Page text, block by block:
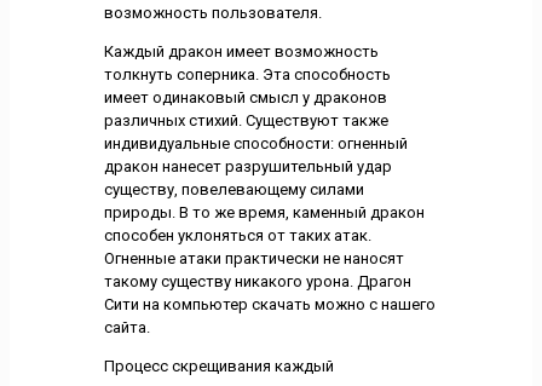
возможность пользователя.
Каждый дракон имеет возможность
толкнуть соперника. Эта способность
имеет одинаковый смысл у драконов
различных стихий. Существуют также
индивидуальные способности: огненный
дракон нанесет разрушительный удар
существу, повелевающему силами
природы. В то же время, каменный дракон
способен уклоняться от таких атак.
Огненные атаки практически не наносят
такому существу никакого урона. Драгон
Сити на компьютер скачать можно с нашего
сайта.
Процесс скрещивания каждый